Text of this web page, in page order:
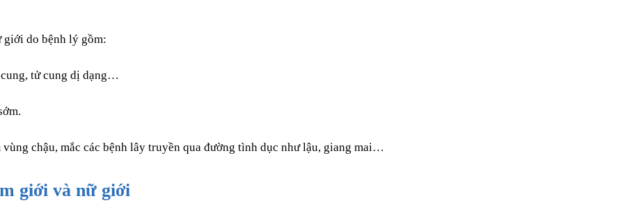
giới do bệnh lý gồm:
tử cung dị dạng…
chậu, mắc các bệnh lây truyền qua đường tình dục như lậu, giang mai…
giới và nữ giới